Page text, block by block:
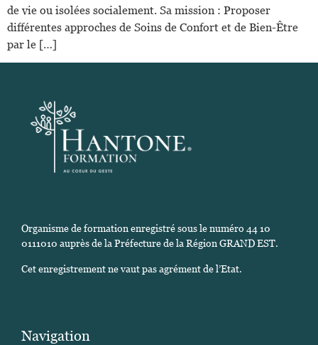
de vie ou isolées socialement. Sa mission : Proposer
différentes approches de Soins de Confort et de Bien-Être
par le […]
Organisme de formation enregistré sous le numéro 44 10
0111010 auprès de la Préfecture de la Région GRAND EST.
Cet enregistrement ne vaut pas agrément de l’Etat.
Navigation